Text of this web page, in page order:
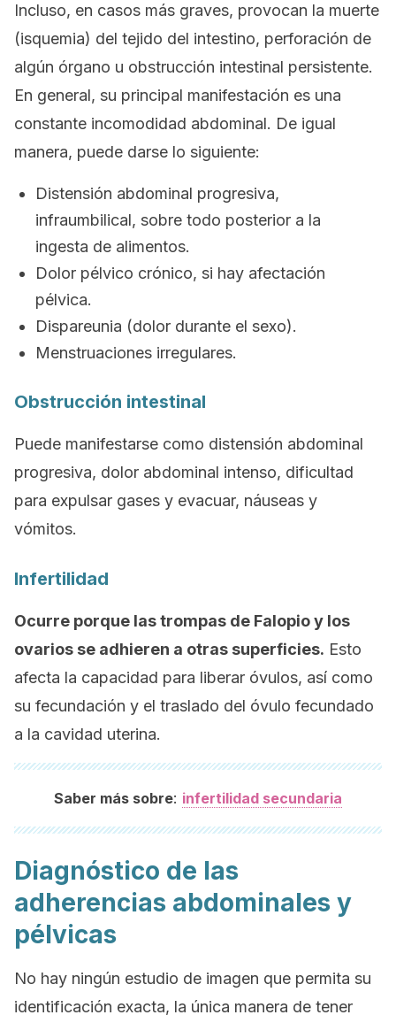
Incluso, en casos más graves, provocan la muerte
(isquemia) del tejido del intestino, perforación de
algún órgano u obstrucción intestinal persistente.
En general, su principal manifestación es una
constante incomodidad abdominal. De igual
manera, puede darse lo siguiente:
Distensión abdominal progresiva,
infraumbilical, sobre todo posterior a la
ingesta de alimentos.
Dolor pélvico crónico, si hay afectación
pélvica.
Dispareunia (dolor durante el sexo).
Menstruaciones irregulares.
Obstrucción intestinal
Puede manifestarse como distensión abdominal
progresiva, dolor abdominal intenso, dificultad
para expulsar gases y evacuar, náuseas y
vómitos.
Infertilidad
Ocurre porque las trompas de Falopio y los
ovarios se adhieren a otras superficies. Esto
afecta la capacidad para liberar óvulos, así como
su fecundación y el traslado del óvulo fecundado
a la cavidad uterina.
Saber más sobre: infertilidad secundaria
Diagnóstico de las
adherencias abdominales y
pélvicas
No hay ningún estudio de imagen que permita su
identificación exacta, la única manera de tener